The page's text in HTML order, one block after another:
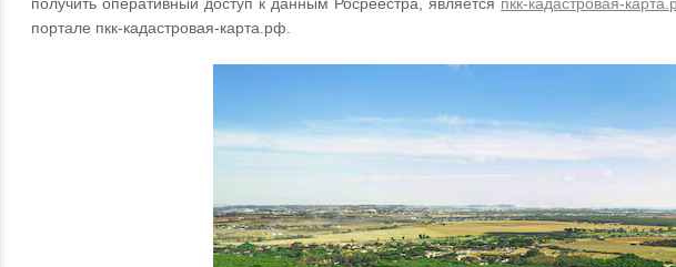
портале пкк-кадастровая-карта.рф.